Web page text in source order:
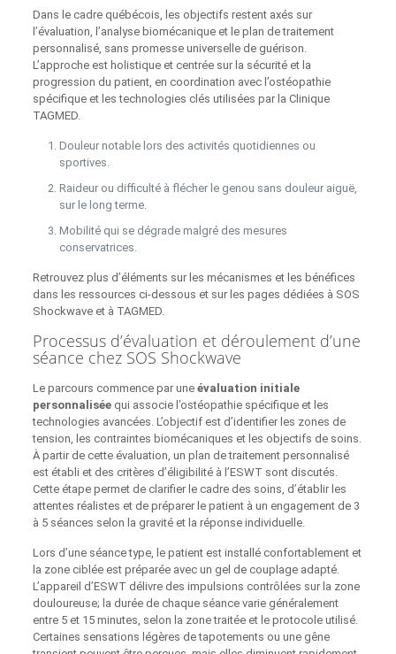
Dans le cadre québécois, les objectifs restent axés sur
l’évaluation, l’analyse biomécanique et le plan de traitement
personnalisé, sans promesse universelle de guérison.
L’approche est holistique et centrée sur la sécurité et la
progression du patient, en coordination avec l’ostéopathie
spécifique et les technologies clés utilisées par la Clinique
TAGMED.
Douleur notable lors des activités quotidiennes ou
sportives.
Raideur ou difficulté à flécher le genou sans douleur aiguë,
sur le long terme.
Mobilité qui se dégrade malgré des mesures
conservatrices.
Retrouvez plus d’éléments sur les mécanismes et les bénéfices
dans les ressources ci‑dessous et sur les pages dédiées à SOS
Shockwave et à TAGMED.
Processus d’évaluation et déroulement d’une
séance chez SOS Shockwave
Le parcours commence par une évaluation initiale
personnaliséequi associe l’ostéopathie spécifique et les
technologies avancées. L’objectif est d’identifier les zones de
tension, les contraintes biomécaniques et les objectifs de soins.
À partir de cette évaluation, un plan de traitement personnalisé
est établi et des critères d’éligibilité à l’ESWT sont discutés.
Cette étape permet de clarifier le cadre des soins, d’établir les
attentes réalistes et de préparer le patient à un engagement de 3
à 5 séances selon la gravité et la réponse individuelle.
Lors d’une séance type, le patient est installé confortablement et
la zone ciblée est préparée avec un gel de couplage adapté.
L’appareil d’ESWT délivre des impulsions contrôlées sur la zone
douloureuse; la durée de chaque séance varie généralement
entre 5 et 15 minutes, selon la zone traitée et le protocole utilisé.
Certaines sensations légères de tapotements ou une gêne